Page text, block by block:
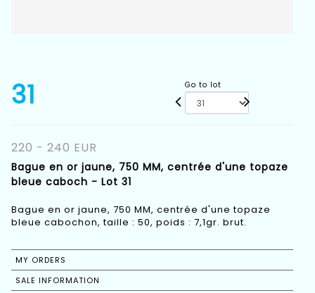
31 Go to lot
220 - 240 EUR
Bague en or jaune, 750 MM, centrée d'une topaze
bleue caboch - Lot 31
Bague en or jaune, 750 MM, centrée d'une topaze
bleue cabochon, taille : 50, poids : 7,1gr. brut.
MY ORDERS
SALE INFORMATION